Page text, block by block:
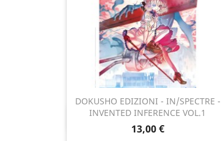
DOKUSHO EDIZIONI - IN/SPECTRE -
INVENTED INFERENCE VOL.1
13,00 €
Anteprima